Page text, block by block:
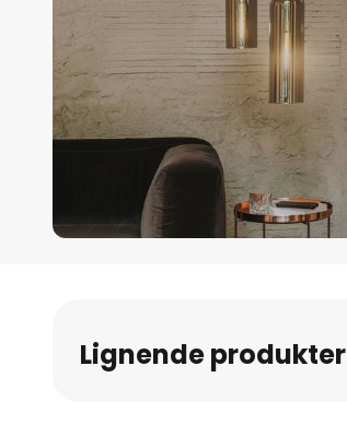
bildegalleri
Lignende produkter